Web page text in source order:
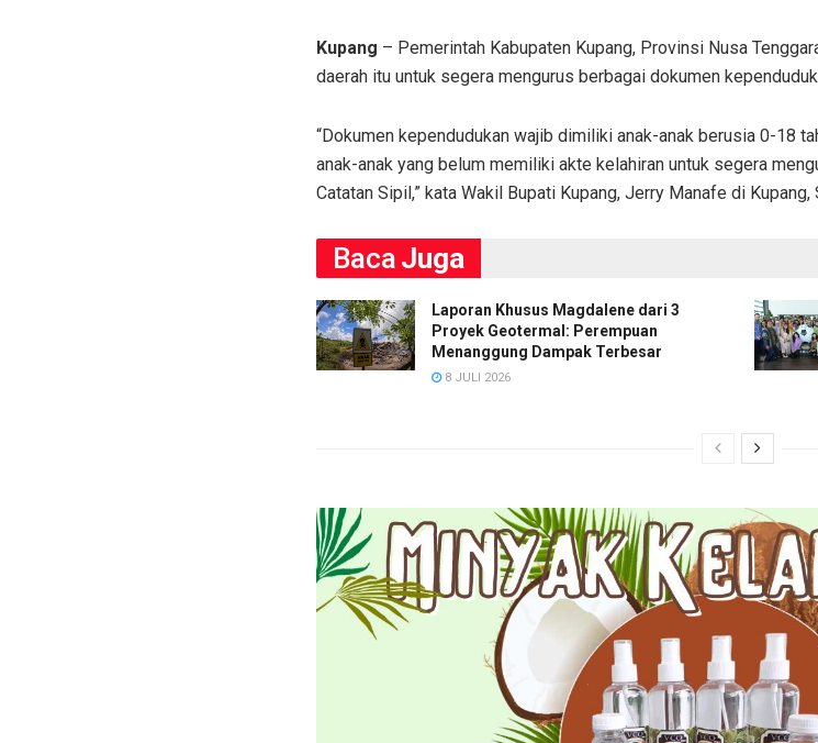
Kupang – Pemerintah Kabupaten Kupang, Provinsi Nusa
daerah itu untuk segera mengurus berbagai dokumen
“Dokumen kependudukan wajib dimiliki anak-anak berusia 0-18
anak-anak yang belum memiliki akte kelahiran untuk segera
Catatan Sipil,” kata Wakil Bupati Kupang, Jerry Manafe di
BacaJuga
Laporan Khusus Magdalene dari 3
Proyek Geotermal: Perempuan
Menanggung Dampak Terbesar
8 JULI 2026